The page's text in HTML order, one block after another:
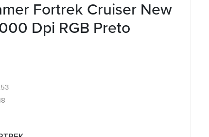
Fortrek Cruiser New
Dpi RGB Preto